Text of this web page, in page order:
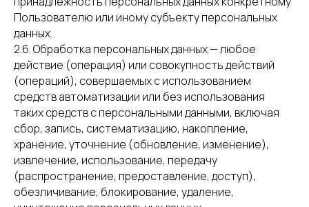
Пользователю или иному субъекту персональных
данных.
2.6. Обработка персональных данных — любое
действие (операция) или совокупность действий
(операций), совершаемых с использованием
средств автоматизации или без использования
таких средств с персональными данными, включая
сбор, запись, систематизацию, накопление,
хранение, уточнение (обновление, изменение),
извлечение, использование, передачу
(распространение, предоставление, доступ),
обезличивание, блокирование, удаление,